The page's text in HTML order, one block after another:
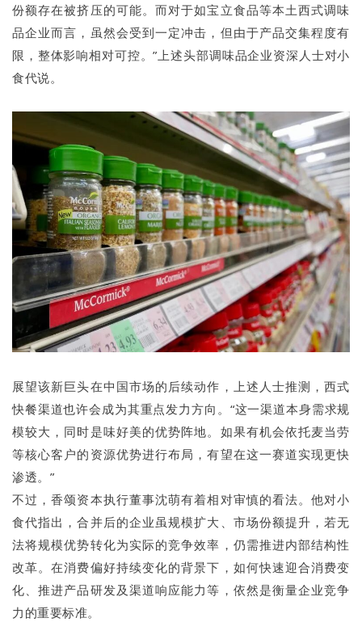
份额存在被挤压的可能。而对于如宝立食品等本土西式调味
品企业而言，虽然会受到一定冲击，但由于产品交集程度有
限，整体影响相对可控。”上述头部调味品企业资深人士对小
食代说。
展望该新巨头在中国市场的后续动作，上述人士推测，西式
快餐渠道也许会成为其重点发力方向。“这一渠道本身需求规
模较大，同时是味好美的优势阵地。如果有机会依托麦当劳
等核心客户的资源优势进行布局，有望在这一赛道实现更快
渗透。”
不过，香颂资本执行董事沈萌有着相对审慎的看法。他对小
食代指出，合并后的企业虽规模扩大、市场份额提升，若无
法将规模优势转化为实际的竞争效率，仍需推进内部结构性
改革。在消费偏好持续变化的背景下，如何快速迎合消费变
化、推进产品研发及渠道响应能力等，依然是衡量企业竞争
力的重要标准。